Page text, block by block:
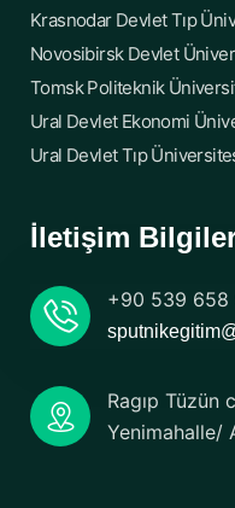
Krasnodar Devlet Tıp
Novosibirsk Devlet
Tomsk Politeknik
Ural Devlet Ekonomi
Ural Devlet Tıp
İletişim
+90 539 658
Ragıp Tüzün
Yenimahalle/